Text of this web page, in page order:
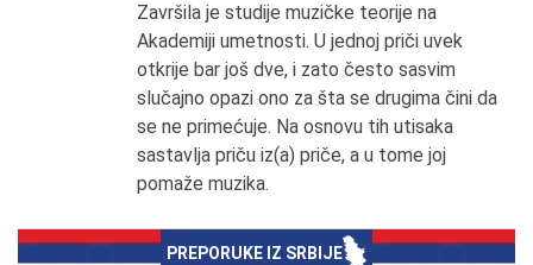
Završila je studije muzičke teorije na
Akademiji umetnosti. U jednoj priči uvek
otkrije bar još dve, i zato često sasvim
slučajno opazi ono za šta se drugima čini da
se ne primećuje. Na osnovu tih utisaka
sastavlja priču iz(a) priče, a u tome joj
pomaže muzika.
PREPORUKE IZ SRBIJE